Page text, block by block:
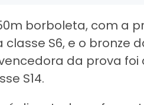
borboleta, com a
S6, e o bronze
da prova foi
S14.